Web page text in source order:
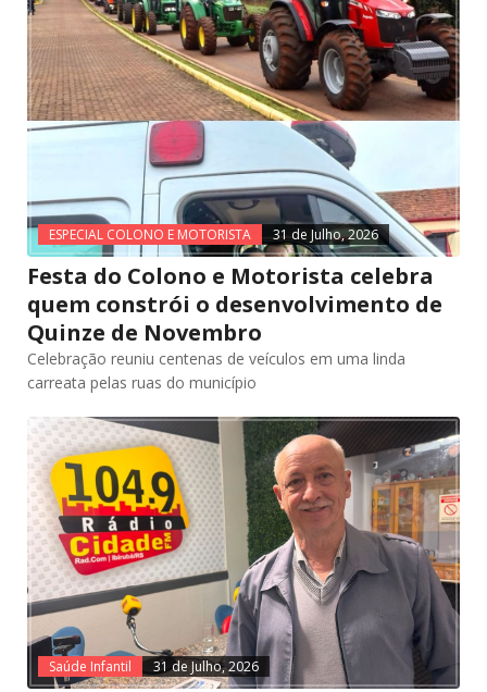
ESPECIAL COLONO E MOTORISTA 31 de Julho, 2026
Festa do Colono e Motorista celebra
quem constrói o desenvolvimento de
Quinze de Novembro
Celebração reuniu centenas de veículos em uma linda
carreata pelas ruas do município
Saúde Infantil 31 de Julho, 2026